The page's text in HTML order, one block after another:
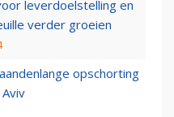
leverdoelstelling en
verder groeien
opschorting